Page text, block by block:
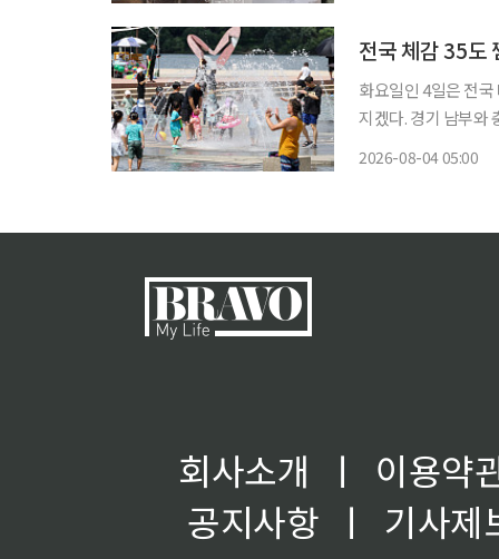
전국 체감 35도
화요일인 4일은 전
지겠다. 경기 남부와
2026-08-04 05:00
회사소개 ㅣ
이용약
공지사항
ㅣ
기사제